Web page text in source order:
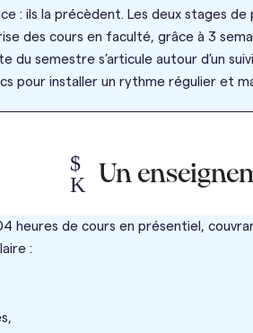
: ils la précèdent. Les deux stages
des cours en faculté, grâce à 3
du semestre s’articule autour d’un
pour installer un rythme régulier et
Un
$
K
heures de cours en présentiel,
: